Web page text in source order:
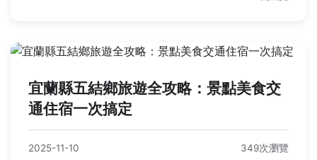
宜蘭縣五結鄉旅遊全攻略：景點美食交
通住宿一次搞定
2025-11-10 349次瀏覽